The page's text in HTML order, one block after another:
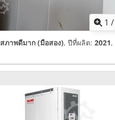
1 /
สภาพดีมาก (มือสอง), ปีที่ผลิต: 2021,